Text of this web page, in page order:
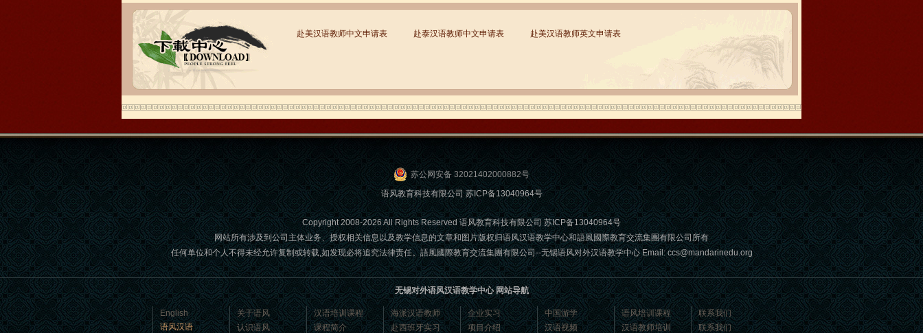
语风汉语学生Brad
我叫Brad,我是澳大利亚人，我在语风
汉语学校学习汉语。我现在可以独立和
我的中国朋友说很流利的汉语。谢谢语
风汉语...
语风汉语学生Jennifer
我叫Jennifer，我非常喜欢在语风汉语无
锡校学习汉语，这是一个非常好的学习
汉语和交朋友的好地方。 ...
赴美汉语教师中文申请表 赴泰汉语教师中文申请表 赴美汉语教师英文申请表
苏公网安备 32021402000882号
语风教育科技有限公司苏ICP备13040964号
Copyright 2008-2026 All Rights Reserved 语风教育科技有限公司苏ICP备13040964号
网站所有涉及到公司主体业务、授权相关信息以及教学信息的文章和图片版权归语风汉语教学中心和語風國際教育交流集團有限公司所有
任何单位和个人不得未经允许复制或转载,如发现必将追究法律责任。語風國際教育交流集團有限公司--无锡语风对外汉语教学中心 Email: ccs@mandarinedu.org
无锡对外语风汉语教学中心 网站导航
English
语风汉语
关于语风
认识语风
汉语培训课程
课程简介
海派汉语教师
赴西班牙实习
企业实习
项目介绍
中国游学
汉语视频
语风培训课程
汉语教师培训
联系我们
联系我们